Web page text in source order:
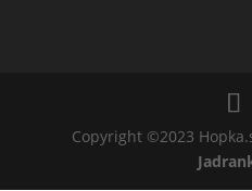
Copyright ©2023